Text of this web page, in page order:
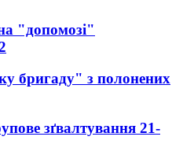
"допомозі"
бригаду" з полонених
зґвалтування 21-